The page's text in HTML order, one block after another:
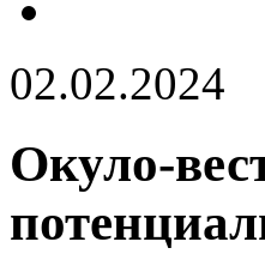
02.02.2024
Окуло-